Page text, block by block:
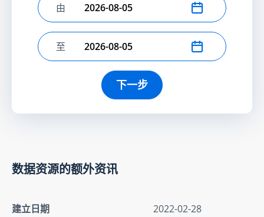
选择开始日期
由
选择结束日期
至
下一步
数据资源的额外资讯
建立日期
2022-02-28